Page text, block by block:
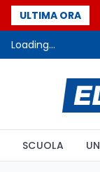
ULTIMA ORA
“Noi siamo le
Loading...
SCUOLA